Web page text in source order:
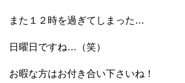
また１２時を過ぎてしまった…
日曜日ですね…（笑）
お暇な方はお付き合い下さいね！